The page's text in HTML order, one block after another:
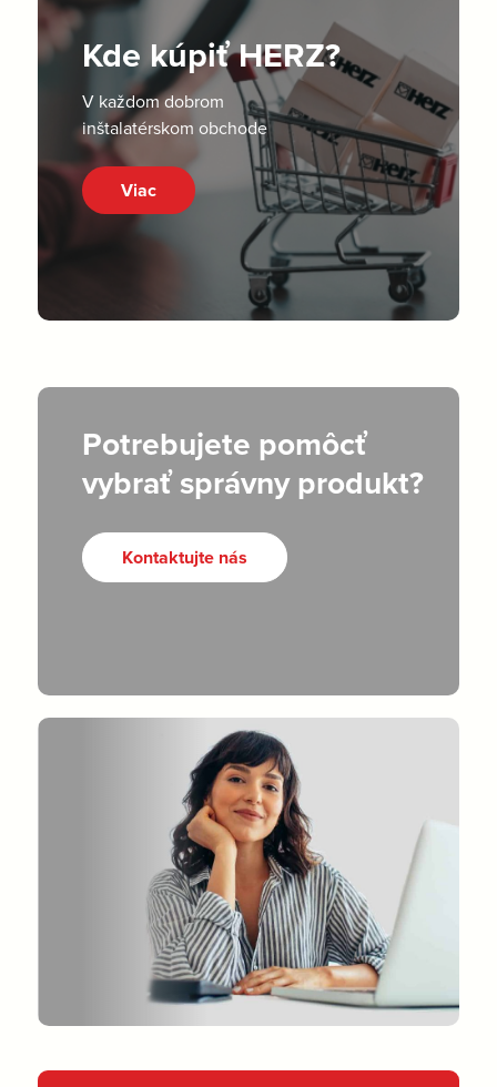
Kde kúpiť HERZ?
V každom dobrom
inštalatérskom obchode
Viac
Potrebujete pomôcť
vybrať správny produkt?
Kontaktujte nás